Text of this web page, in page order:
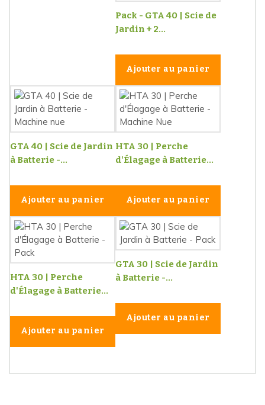
Pack - GTA 40 | Scie de
Jardin + 2...
Ajouter au panier
GTA 40 | Scie de Jardin
à Batterie -...
Ajouter au panier
HTA 30 | Perche
d'Élagage à Batterie...
Ajouter au panier
HTA 30 | Perche
d'Élagage à Batterie...
Ajouter au panier
GTA 30 | Scie de Jardin
à Batterie -...
Ajouter au panier